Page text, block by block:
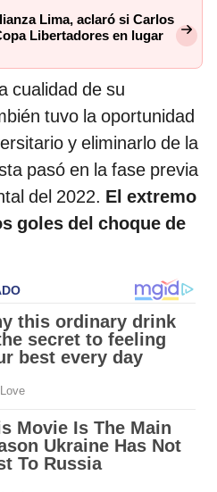
Lima, aclaró si Carlos
Libertadores en lugar
cualidad de su
tuvo la oportunidad
y eliminarlo de la
pasó en la fase previa
del 2022. El extremo
goles del choque de